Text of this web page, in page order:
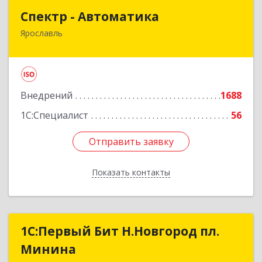
Спектр - Автоматика
Ярославль
Внедрений
1688
1С:Специалист
56
Отправить заявку
Показать контакты
150054, Ярославская обл, Ярославль г, Щапова
Отправить заявку
Назад
1С:Первый Бит Н.Новгород пл.
Минина
1С:Первый Бит Н.Новгород пл.